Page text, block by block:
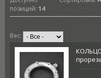
позиций: 14
Вес:
КОЛЬЦО